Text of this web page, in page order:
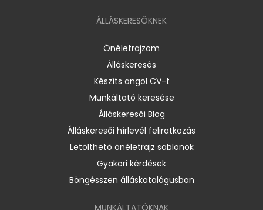
ÁLLÁSKERESŐKNEK
Önéletrajzom
Álláskeresés
Készíts angol CV-t
Munkáltató keresése
Álláskeresői Blog
Álláskeresői hírlevél feliratkozás
Letölthető önéletrajz sablonok
Gyakori kérdések
Böngésszen álláskatalógusban